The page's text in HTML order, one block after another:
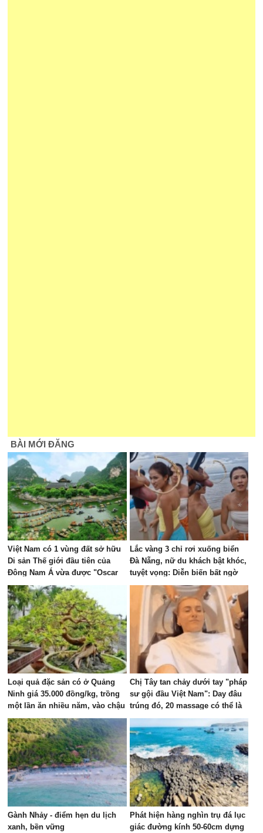
BÀI MỚI ĐĂNG
Việt Nam có 1 vùng đất sở hữu
Di sản Thế giới đầu tiên của
Đông Nam Á vừa được "Oscar
của ngành du lịch" đề cử, là nơi
tỷ phú Xuân Trường đầu tư KDL
tâm linh 12.000 ha
Lắc vàng 3 chỉ rơi xuống biển
Đà Nẵng, nữ du khách bật khóc,
tuyệt vọng: Diễn biến bất ngờ
sau đó
Loại quả đặc sản có ở Quảng
Ninh giá 35.000 đồng/kg, trồng
một lần ăn nhiều năm, vào chậu
làm bonsai giúp chiêu tài
Chị Tây tan chảy dưới tay "pháp
sư gội đầu Việt Nam": Day đâu
trúng đó, 20 massage có thể là
phê nhất cuộc đời!
Gành Nhảy - điểm hẹn du lịch
xanh, bền vững
Phát hiện hàng nghìn trụ đá lục
giác đường kính 50-60cm dựng